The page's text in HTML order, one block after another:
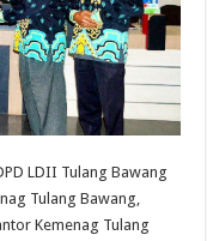
LDII Tulang Bawang
Tulang Bawang,
Kemenag Tulang